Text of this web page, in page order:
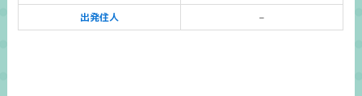
出発住人
–